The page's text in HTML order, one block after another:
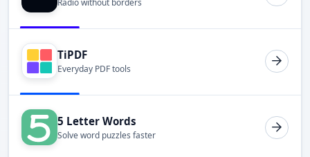
Radio without borders
TiPDF
Everyday PDF tools
5 Letter Words
Solve word puzzles faster